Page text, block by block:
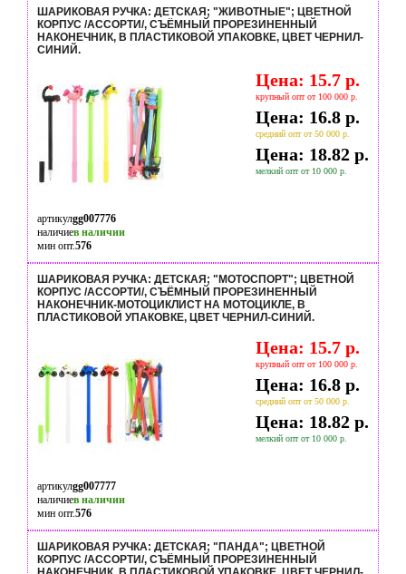
ШАРИКОВАЯ РУЧКА: ДЕТСКАЯ; "ЖИВОТНЫЕ"; ЦВЕТНОЙ
КОРПУС /АССОРТИ/, СЪЁМНЫЙ ПРОРЕЗИНЕННЫЙ
НАКОНЕЧНИК, В ПЛАСТИКОВОЙ УПАКОВКЕ, ЦВЕТ ЧЕРНИЛ-
СИНИЙ.
Цена: 15.7 р.
крупный опт от 100 000 р.
Цена: 16.8 р.
средний опт от 50 000 р.
Цена: 18.82 р.
мелкий опт от 10 000 р.
артикулgg007776
наличиев наличии
мин опт.576
ШАРИКОВАЯ РУЧКА: ДЕТСКАЯ; "МОТОСПОРТ"; ЦВЕТНОЙ
КОРПУС /АССОРТИ/, СЪЁМНЫЙ ПРОРЕЗИНЕННЫЙ
НАКОНЕЧНИК-МОТОЦИКЛИСТ НА МОТОЦИКЛЕ, В
ПЛАСТИКОВОЙ УПАКОВКЕ, ЦВЕТ ЧЕРНИЛ-СИНИЙ.
Цена: 15.7 р.
крупный опт от 100 000 р.
Цена: 16.8 р.
средний опт от 50 000 р.
Цена: 18.82 р.
мелкий опт от 10 000 р.
артикулgg007777
наличиев наличии
мин опт.576
ШАРИКОВАЯ РУЧКА: ДЕТСКАЯ; "ПАНДА"; ЦВЕТНОЙ
КОРПУС /АССОРТИ/, СЪЁМНЫЙ ПРОРЕЗИНЕННЫЙ